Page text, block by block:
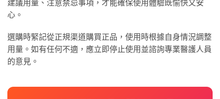
建議用量、注意禁忌事項，才能確保使用體驗既愉快又安
心。
選購時緊記從正規渠道購買正品，使用時根據自身情況調整
用量。如有任何不適，應立即停止使用並諮詢專業醫護人員
的意見。